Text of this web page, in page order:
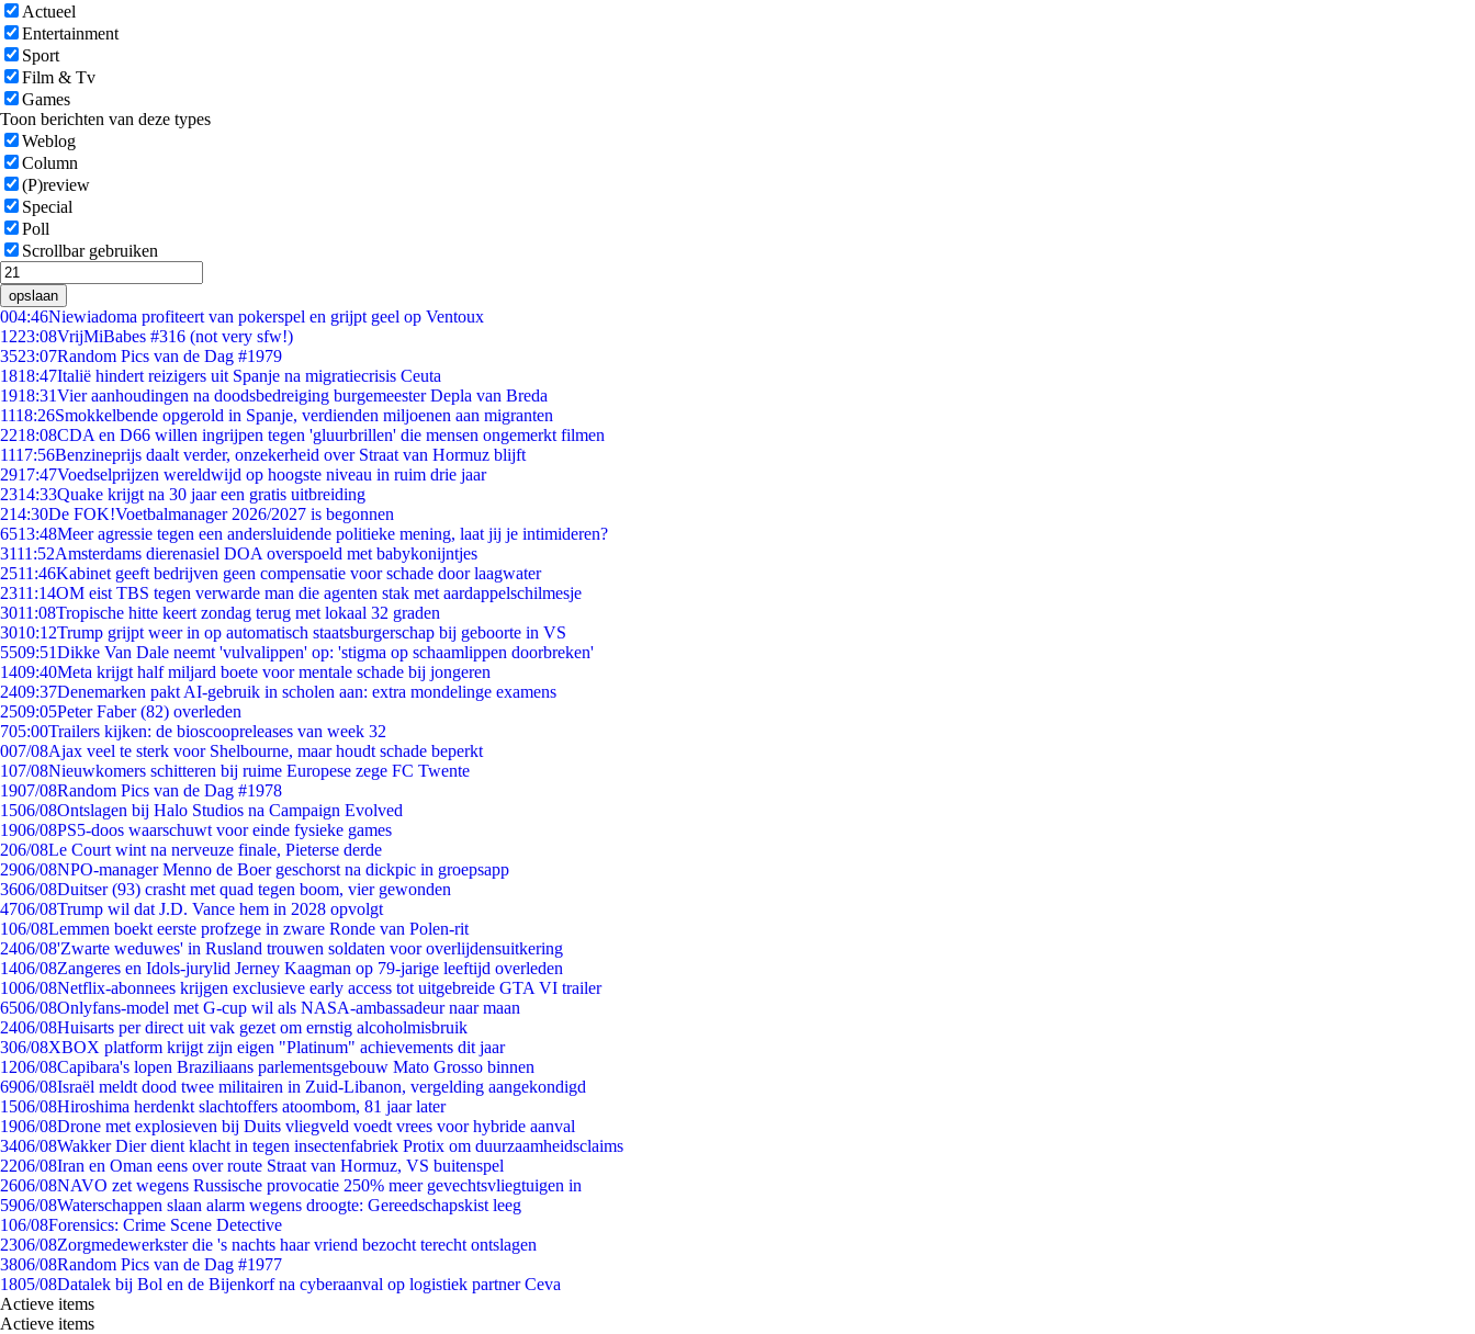
Actueel
Entertainment
Sport
Film & Tv
Games
Toon berichten van deze types
Weblog
Column
(P)review
Special
Poll
Scrollbar gebruiken
opslaan
004:46Niewiadoma profiteert van pokerspel en grijpt geel op Ventoux
1223:08VrijMiBabes #316 (not very sfw!)
3523:07Random Pics van de Dag #1979
1818:47Italië hindert reizigers uit Spanje na migratiecrisis Ceuta
1918:31Vier aanhoudingen na doodsbedreiging burgemeester Depla van Breda
1118:26Smokkelbende opgerold in Spanje, verdienden miljoenen aan migranten
2218:08CDA en D66 willen ingrijpen tegen 'gluurbrillen' die mensen ongemerkt filmen
1117:56Benzineprijs daalt verder, onzekerheid over Straat van Hormuz blijft
2917:47Voedselprijzen wereldwijd op hoogste niveau in ruim drie jaar
2314:33Quake krijgt na 30 jaar een gratis uitbreiding
214:30De FOK!Voetbalmanager 2026/2027 is begonnen
6513:48Meer agressie tegen een andersluidende politieke mening, laat jij je intimideren?
3111:52Amsterdams dierenasiel DOA overspoeld met babykonijntjes
2511:46Kabinet geeft bedrijven geen compensatie voor schade door laagwater
2311:14OM eist TBS tegen verwarde man die agenten stak met aardappelschilmesje
3011:08Tropische hitte keert zondag terug met lokaal 32 graden
3010:12Trump grijpt weer in op automatisch staatsburgerschap bij geboorte in VS
5509:51Dikke Van Dale neemt 'vulvalippen' op: 'stigma op schaamlippen doorbreken'
1409:40Meta krijgt half miljard boete voor mentale schade bij jongeren
2409:37Denemarken pakt AI-gebruik in scholen aan: extra mondelinge examens
2509:05Peter Faber (82) overleden
705:00Trailers kijken: de bioscoopreleases van week 32
007/08Ajax veel te sterk voor Shelbourne, maar houdt schade beperkt
107/08Nieuwkomers schitteren bij ruime Europese zege FC Twente
1907/08Random Pics van de Dag #1978
1506/08Ontslagen bij Halo Studios na Campaign Evolved
1906/08PS5-doos waarschuwt voor einde fysieke games
206/08Le Court wint na nerveuze finale, Pieterse derde
2906/08NPO-manager Menno de Boer geschorst na dickpic in groepsapp
3606/08Duitser (93) crasht met quad tegen boom, vier gewonden
4706/08Trump wil dat J.D. Vance hem in 2028 opvolgt
106/08Lemmen boekt eerste profzege in zware Ronde van Polen-rit
2406/08'Zwarte weduwes' in Rusland trouwen soldaten voor overlijdensuitkering
1406/08Zangeres en Idols-jurylid Jerney Kaagman op 79-jarige leeftijd overleden
1006/08Netflix-abonnees krijgen exclusieve early access tot uitgebreide GTA VI trailer
6506/08Onlyfans-model met G-cup wil als NASA-ambassadeur naar maan
2406/08Huisarts per direct uit vak gezet om ernstig alcoholmisbruik
306/08XBOX platform krijgt zijn eigen "Platinum" achievements dit jaar
1206/08Capibara's lopen Braziliaans parlementsgebouw Mato Grosso binnen
6906/08Israël meldt dood twee militairen in Zuid-Libanon, vergelding aangekondigd
1506/08Hiroshima herdenkt slachtoffers atoombom, 81 jaar later
1906/08Drone met explosieven bij Duits vliegveld voedt vrees voor hybride aanval
3406/08Wakker Dier dient klacht in tegen insectenfabriek Protix om duurzaamheidsclaims
2206/08Iran en Oman eens over route Straat van Hormuz, VS buitenspel
2606/08NAVO zet wegens Russische provocatie 250% meer gevechtsvliegtuigen in
5906/08Waterschappen slaan alarm wegens droogte: Gereedschapskist leeg
106/08Forensics: Crime Scene Detective
2306/08Zorgmedewerkster die 's nachts haar vriend bezocht terecht ontslagen
3806/08Random Pics van de Dag #1977
1805/08Datalek bij Bol en de Bijenkorf na cyberaanval op logistiek partner Ceva
Actieve items
Actieve items